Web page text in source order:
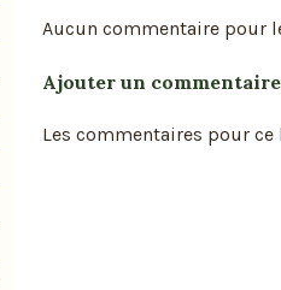
Aucun commentaire pour
Ajouter un commentaire
Les commentaires pour